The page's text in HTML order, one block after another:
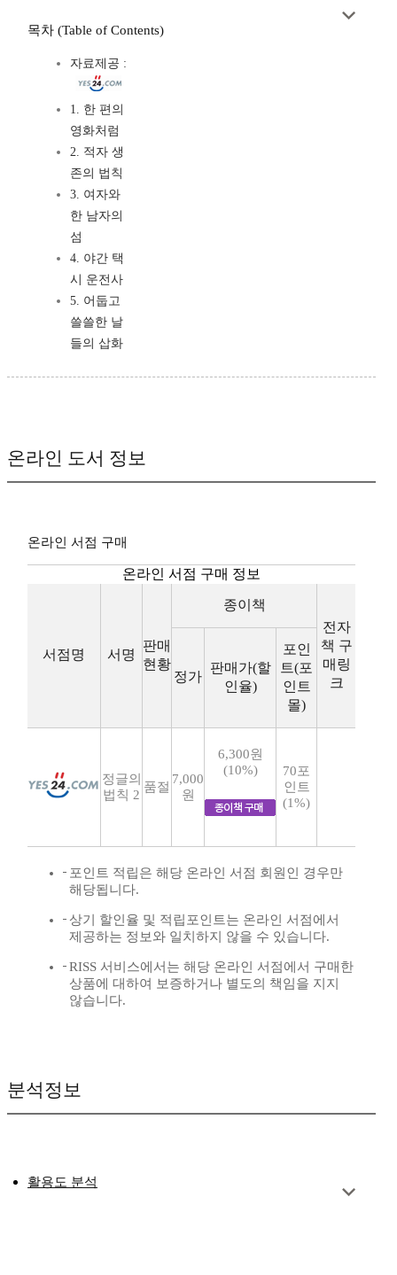
목차 (Table of Contents)
자료제공 :
1. 한 편의
영화처럼
2. 적자 생
존의 법칙
3. 여자와
한 남자의
섬
4. 야간 택
시 운전사
5. 어둡고
쓸쓸한 날
들의 삽화
온라인 도서 정보
온라인 서점 구매
온라인 서점 구매 정보
서점명 서명
판매
현황
종이책
전자
책 구
매링
크
정가
판매가(할
인율)
포인
트(포
인트
몰)
정글의
법칙 2
품절
7,000
원
6,300원
(10%)
70포
인트
(1%)
포인트 적립은 해당 온라인 서점 회원인 경우만
해당됩니다.
상기 할인율 및 적립포인트는 온라인 서점에서
제공하는 정보와 일치하지 않을 수 있습니다.
RISS 서비스에서는 해당 온라인 서점에서 구매한
상품에 대하여 보증하거나 별도의 책임을 지지
않습니다.
분석정보
활용도 분석